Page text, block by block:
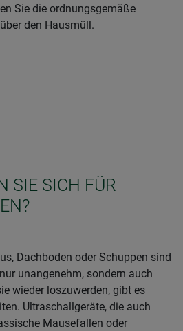
Sie die ordnungsgemäße
den Hausmüll.
SIE SICH FÜR
Dachboden oder Schuppen sind
unangenehm, sondern auch
wieder loszuwerden, gibt es
Ultraschallgeräte, die auch
Mausefallen oder